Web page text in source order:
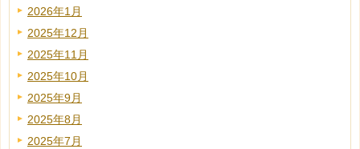
2026年1月
2025年12月
2025年11月
2025年10月
2025年9月
2025年8月
2025年7月